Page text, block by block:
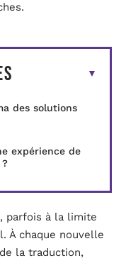
des solutions
expérience de
parfois à la limite
À chaque nouvelle
la traduction,